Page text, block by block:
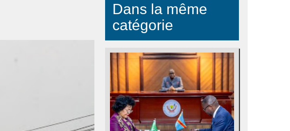
Dans la même
catégorie